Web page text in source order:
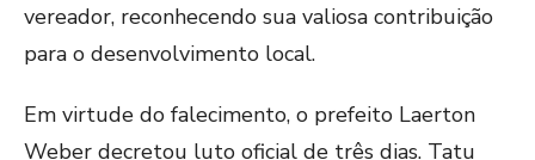
vereador, reconhecendo sua valiosa contribuição
para o desenvolvimento local.
Em virtude do falecimento, o prefeito Laerton
Weber decretou luto oficial de três dias. Tatu